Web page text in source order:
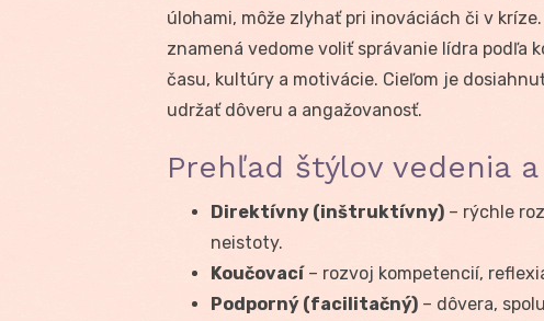
úlohami, môže zlyhať pri inováciách či v kríze.
znamená vedome voliť správanie lídra podľa
času, kultúry a motivácie. Cieľom je
udržať dôveru a angažovanosť.
Prehľad štýlov vedenia
Direktívny (inštruktívny) – rýchle
neistoty.
Koučovací– rozvoj kompetencií,
Podporný (facilitačný) – dôvera,